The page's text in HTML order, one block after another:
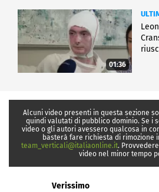
01:36
Alcuni video presenti in questa sezione
quindi valutati di pubblico dominio. Se i
video o gli autori avessero qualcosa in
basterà fare richiesta di rimozione
team_verticali@italiaonline.it.
video nel minor tempo
Verissimo